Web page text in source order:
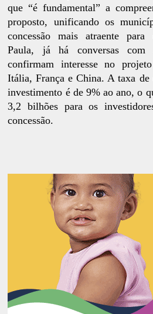
que “é fundamental” a
proposto, unificando os
concessão mais atraente
Paula, já há conversas
confirmam interesse no
Itália, França e China. A taxa de
investimento é de 9% ao ano, o
3,2 bilhões para os
concessão.